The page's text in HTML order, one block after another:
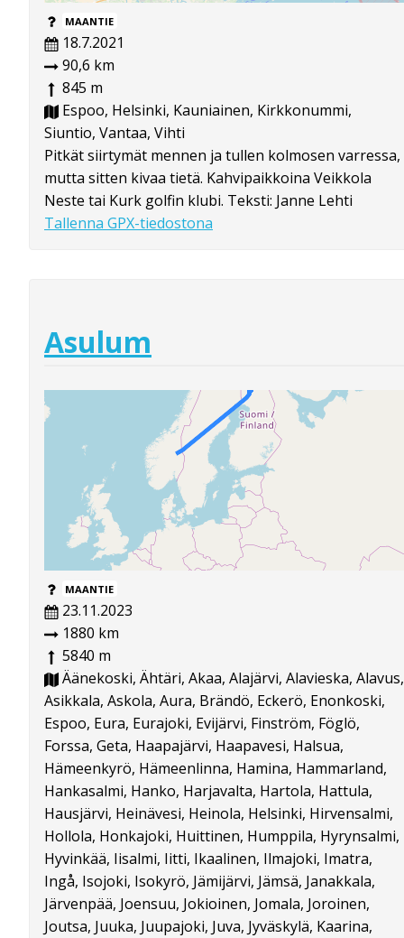
MAANTIE
18.7.2021
90,6 km
845 m
Espoo, Helsinki, Kauniainen, Kirkkonummi,
Siuntio, Vantaa, Vihti
Pitkät siirtymät mennen ja tullen kolmosen varressa,
mutta sitten kivaa tietä. Kahvipaikkoina Veikkola
Neste tai Kurk golfin klubi. Teksti: Janne Lehti
Tallenna GPX-tiedostona
Asulum
MAANTIE
23.11.2023
1880 km
5840 m
Äänekoski, Ähtäri, Akaa, Alajärvi, Alavieska, Alavus,
Asikkala, Askola, Aura, Brändö, Eckerö, Enonkoski,
Espoo, Eura, Eurajoki, Evijärvi, Finström, Föglö,
Forssa, Geta, Haapajärvi, Haapavesi, Halsua,
Hämeenkyrö, Hämeenlinna, Hamina, Hammarland,
Hankasalmi, Hanko, Harjavalta, Hartola, Hattula,
Hausjärvi, Heinävesi, Heinola, Helsinki, Hirvensalmi,
Hollola, Honkajoki, Huittinen, Humppila, Hyrynsalmi,
Hyvinkää, Iisalmi, Iitti, Ikaalinen, Ilmajoki, Imatra,
Ingå, Isojoki, Isokyrö, Jämijärvi, Jämsä, Janakkala,
Järvenpää, Joensuu, Jokioinen, Jomala, Joroinen,
Joutsa, Juuka, Juupajoki, Juva, Jyväskylä, Kaarina,